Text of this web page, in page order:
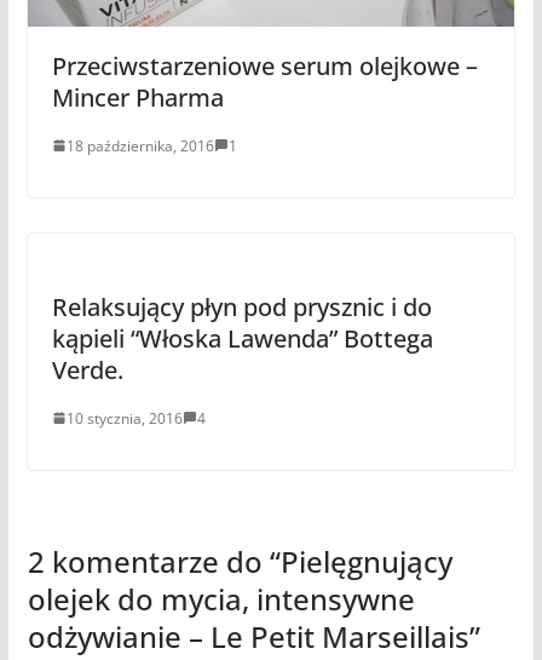
Przeciwstarzeniowe serum olejkowe –
Mincer Pharma
18 października, 2016 1
Relaksujący płyn pod prysznic i do
kąpieli “Włoska Lawenda” Bottega
Verde.
10 stycznia, 2016 4
2 komentarze do “Pielęgnujący
olejek do mycia, intensywne
odżywianie – Le Petit Marseillais”